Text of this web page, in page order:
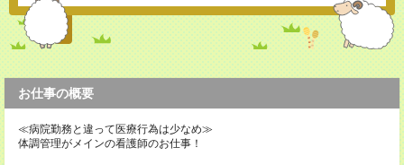
お仕事の概要
≪病院勤務と違って医療行為は少なめ≫
体調管理がメインの看護師のお仕事！